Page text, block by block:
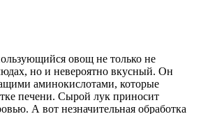
овощ не только не
но и невероятно вкусный. Он
аминокислотами, которые
печени. Сырой лук приносит
А вот незначительная обработка